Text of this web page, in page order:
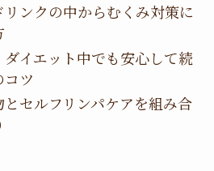
ンクの中からむくみ対策に
イエット中でも安心して続
ツ
セルフリンパケアを組み合